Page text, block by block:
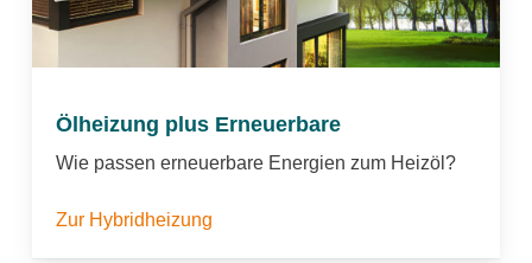
Ölheizung plus Erneuerbare
Wie passen erneuerbare Energien zum Heizöl?
Zur Hybridheizung